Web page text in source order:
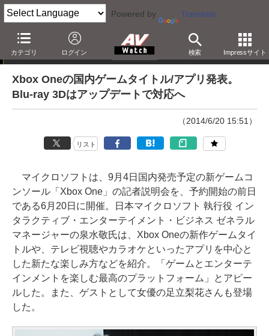
Powered by Translate
カテゴリ ログイン 検索 Impressサイト
ニュース
Xbox Oneの国内ゲームタイトル/アプリ発表。
Blu-ray 3Dはアップデートで対応へ
（2014/6/20 15:51）
リスト
マイクロソフトは、9月4日国内発売予定の新ゲームコ
ンソール「Xbox One」の記者説明会を、予約開始の前日
である6月20日に開催。日本マイクロソフト 執行役 イン
タラクティブ・エンターテイメント・ビジネス ゼネラル
マネージャーの泉水敬氏は、Xbox Oneの新作ゲームタイ
トルや、テレビ視聴やカラオケといったアプリを中心と
した新たな楽しみ方などを紹介。「ゲームとエンターテ
インメントを楽しむ最高のプラットフォーム」とアピー
ルした。また、ゲストとして女優の足立梨花さんも登場
した。